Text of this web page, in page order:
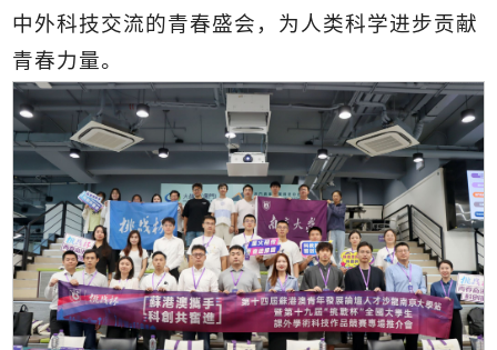
中外科技交流的青春盛会，为人类科学进步贡献
青春力量。